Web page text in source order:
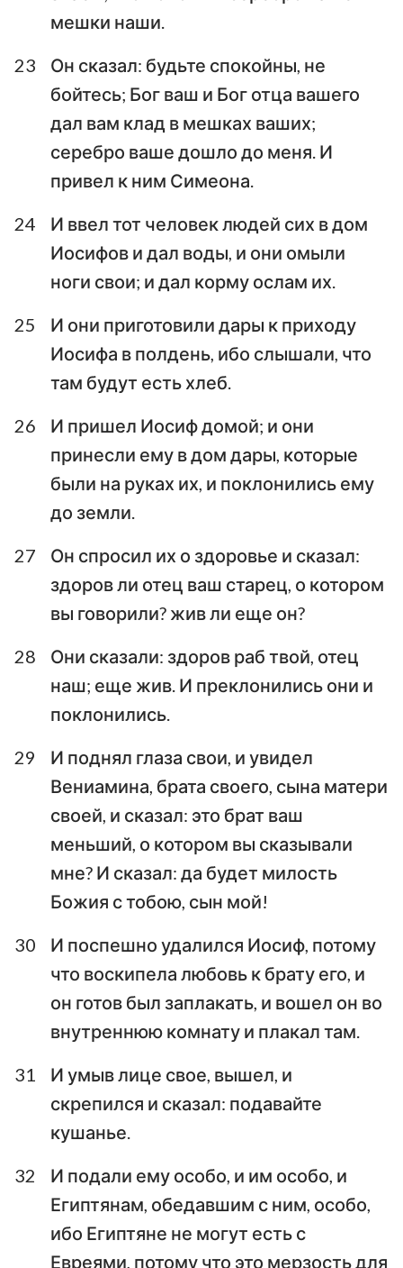
8 9 10 12 13
14
22
23 24 25 26 27
36
37 38 39 40 41
43
44 45 46 47
50
мешки наши.
23
Он сказал: будьте спокойны, не
бойтесь; Бог ваш и Бог отца вашего
дал вам клад в мешках ваших;
серебро ваше дошло до меня. И
привел к ним Симеона.
24
И ввел тот человек людей сих в дом
Иосифов и дал воды, и они омыли
ноги свои; и дал корму ослам их.
25
И они приготовили дары к приходу
Иосифа в полдень, ибо слышали, что
там будут есть хлеб.
26
И пришел Иосиф домой; и они
принесли ему в дом дары, которые
были на руках их, и поклонились ему
до земли.
27
Он спросил их о здоровье и сказал:
здоров ли отец ваш старец, о котором
вы говорили? жив ли еще он?
28
Они сказали: здоров раб твой, отец
наш; еще жив. И преклонились они и
поклонились.
29
И поднял глаза свои, и увидел
Вениамина, брата своего, сына матери
своей, и сказал: это брат ваш
меньший, о котором вы сказывали
мне? И сказал: да будет милость
Божия с тобою, сын мой!
30
И поспешно удалился Иосиф, потому
что воскипела любовь к брату его, и
он готов был заплакать, и вошел он во
внутреннюю комнату и плакал там.
31
И умыв лице свое, вышел, и
скрепился и сказал: подавайте
кушанье.
32
И подали ему особо, и им особо, и
Египтянам, обедавшим с ним, особо,
ибо Египтяне не могут есть с
Евреями, потому что это мерзость для